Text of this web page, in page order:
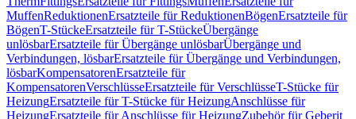
MuffenReduktionenErsatzteile für ReduktionenBögenErsatzteile für
BögenT-StückeErsatzteile für T-StückeÜbergänge
unlösbarErsatzteile für Übergänge unlösbarÜbergänge und
Verbindungen, lösbarErsatzteile für Übergänge und Verbindungen,
lösbarKompensatorenErsatzteile für
KompensatorenVerschlüsseErsatzteile für VerschlüsseT-Stücke für
HeizungErsatzteile für T-Stücke für HeizungAnschlüsse für
HeizungErsatzteile für Anschlüsse für HeizungZubehör für Geberit